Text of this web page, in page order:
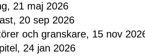
21 maj 2026
20 sep 2026
och granskare, 15 nov
24 jan 2026